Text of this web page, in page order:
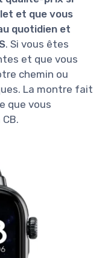
et que vous
quotidien et
. Si vous êtes
et que vous
chemin ou
La montre fait
que vous